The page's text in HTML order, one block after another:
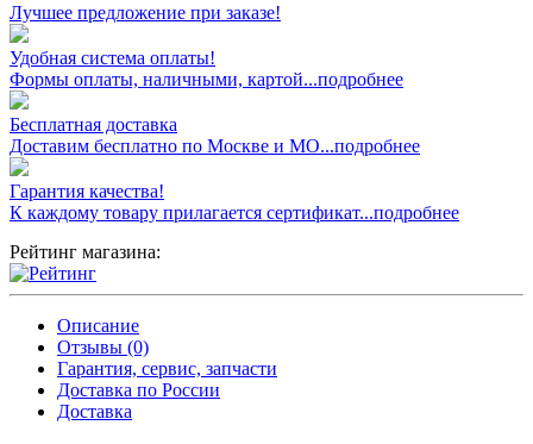
Лучшее предложение при заказе!
Удобная система оплаты!
Формы оплаты, наличными, картой...подробнее
Бесплатная доставка
Доставим бесплатно по Москве и МО...подробнее
Гарантия качества!
К каждому товару прилагается сертификат...подробнее
Рейтинг магазина:
Описание
Отзывы (0)
Гарантия, сервис, запчасти
Доставка по России
Доставка